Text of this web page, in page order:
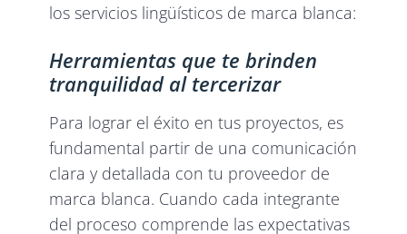
los servicios lingüísticos de marca blanca:
Herramientas que te brinden
tranquilidad al tercerizar
Para lograr el éxito en tus proyectos, es
fundamental partir de una comunicación
clara y detallada con tu proveedor de
marca blanca. Cuando cada integrante
del proceso comprende las expectativas